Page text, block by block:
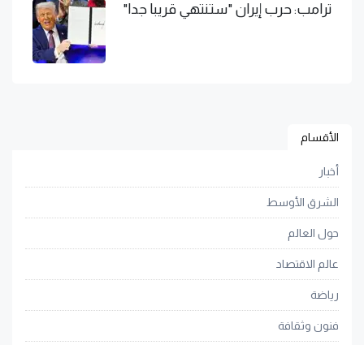
ترامب: حرب إيران "ستنتهي قريبا جدا"
الأقسام
أخبار
الشرق الأوسط
حول العالم
عالم الاقتصاد
رياضة
فنون وثقافة